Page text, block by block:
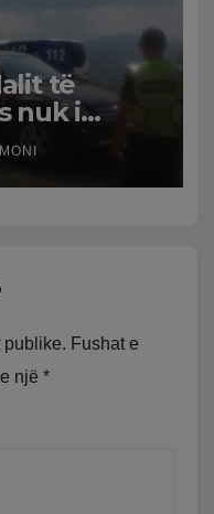
të
nuk i
doli nga
dy
te
publike. Fushat e
një *